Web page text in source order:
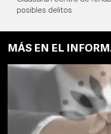
posibles delitos
MÁS EN EL